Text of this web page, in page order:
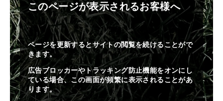
このページが表示されるお客様へ
ページを更新するとサイトの閲覧を続けることがで
きます。
広告ブロッカーやトラッキング防止機能をオンにし
ている場合、この画面が頻繁に表示されることがあ
ります。